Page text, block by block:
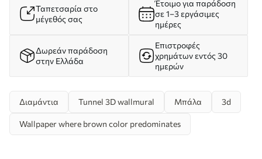
Ταπετσαρία στο
μέγεθός σας
Έτοιμο για παράδοση
σε 1–3 εργάσιμες
ημέρες
Δωρεάν παράδοση
στην Ελλάδα
Επιστροφές
χρημάτων εντός 30
ημερών
Διαμάντια Tunnel 3D wallmural Μπάλα 3d
Wallpaper where brown color predominates